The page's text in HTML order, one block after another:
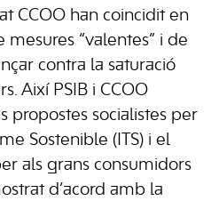
CCOO han coincidit en
“valentes” i de
contra la saturació
Així PSIB i CCOO
propostes socialistes per
Sostenible (ITS) i el
als grans consumidors
d’acord amb la